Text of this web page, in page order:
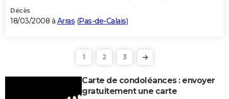
Décès
18/03/2008 à Arras (Pas-de-Calais)
1 2 3
Carte de condoléances : envoyer
gratuitement une carte